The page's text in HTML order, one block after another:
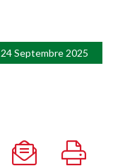
24 Septembre 2025